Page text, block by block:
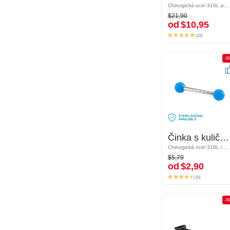
Chirurgická ocel 316L pozlacená růžovým zlatem
$21,90
od$10,95
Chirurgická ocel 316L pozlacená růžovým zlatem
$21,90
od $10,95
(22)
-50%
Činka s kuličkami
Chirurgická ocel 316L / Akryl
$5,79
od$2,90
-
Činka s kuličkami
Chirurgická ocel 316L / Akryl
$5,79
od $2,90
(15)
-50%
-